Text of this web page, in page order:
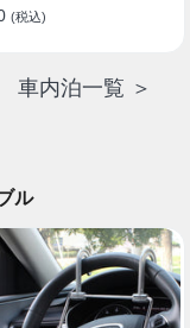
(税込)
車内泊一覧 ＞
ル